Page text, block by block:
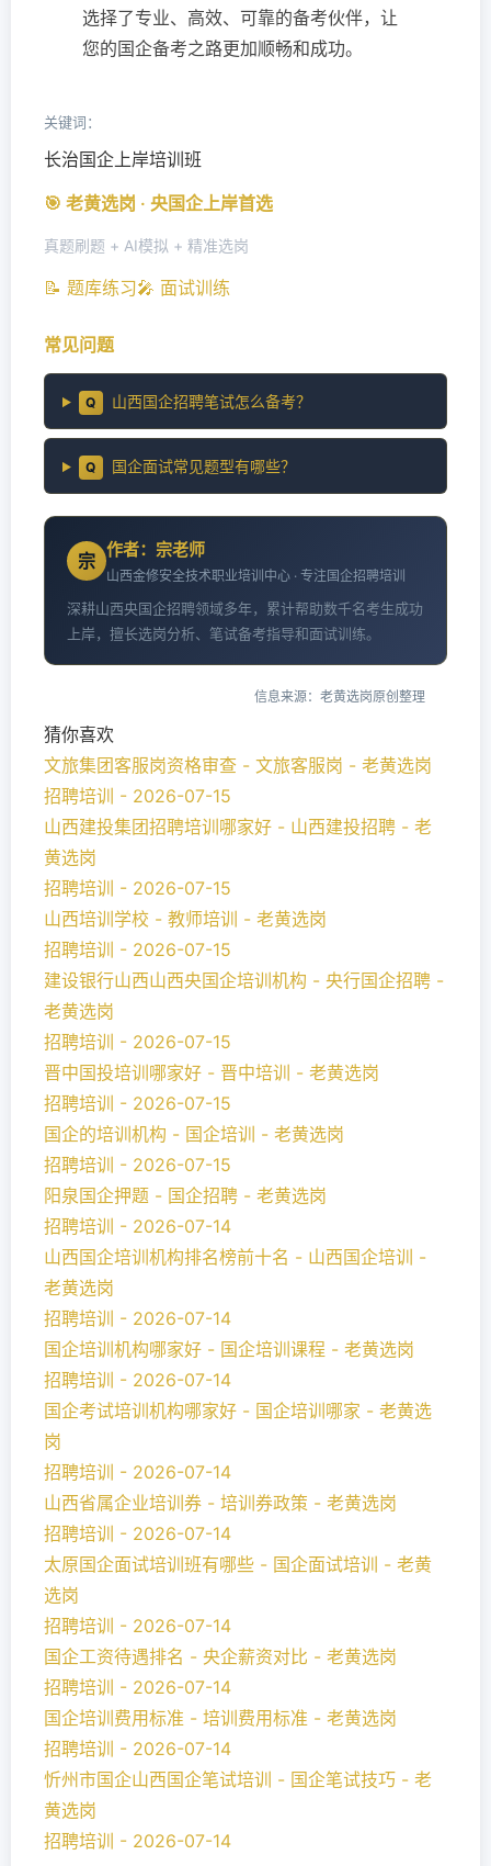
选择了专业、高效、可靠的备考伙伴，让
您的国企备考之路更加顺畅和成功。
关键词：
长治国企上岸培训班
🎯 老黄选岗 · 央国企上岸首选
真题刷题 + AI模拟 + 精准选岗
📝 题库练习🎤 面试训练
常见问题
Q 山西国企招聘笔试怎么备考？
Q 国企面试常见题型有哪些？
宗
作者：宗老师
山西金修安全技术职业培训中心 · 专注国企招聘培训
深耕山西央国企招聘领域多年，累计帮助数千名考生成功
上岸，擅长选岗分析、笔试备考指导和面试训练。
信息来源：老黄选岗原创整理
猜你喜欢
文旅集团客服岗资格审查 - 文旅客服岗 - 老黄选岗
招聘培训 - 2026-07-15
山西建投集团招聘培训哪家好 - 山西建投招聘 - 老
黄选岗
招聘培训 - 2026-07-15
山西培训学校 - 教师培训 - 老黄选岗
招聘培训 - 2026-07-15
建设银行山西山西央国企培训机构 - 央行国企招聘 -
老黄选岗
招聘培训 - 2026-07-15
晋中国投培训哪家好 - 晋中培训 - 老黄选岗
招聘培训 - 2026-07-15
国企的培训机构 - 国企培训 - 老黄选岗
招聘培训 - 2026-07-15
阳泉国企押题 - 国企招聘 - 老黄选岗
招聘培训 - 2026-07-14
山西国企培训机构排名榜前十名 - 山西国企培训 -
老黄选岗
招聘培训 - 2026-07-14
国企培训机构哪家好 - 国企培训课程 - 老黄选岗
招聘培训 - 2026-07-14
国企考试培训机构哪家好 - 国企培训哪家 - 老黄选
岗
招聘培训 - 2026-07-14
山西省属企业培训券 - 培训券政策 - 老黄选岗
招聘培训 - 2026-07-14
太原国企面试培训班有哪些 - 国企面试培训 - 老黄
选岗
招聘培训 - 2026-07-14
国企工资待遇排名 - 央企薪资对比 - 老黄选岗
招聘培训 - 2026-07-14
国企培训费用标准 - 培训费用标准 - 老黄选岗
招聘培训 - 2026-07-14
忻州市国企山西国企笔试培训 - 国企笔试技巧 - 老
黄选岗
招聘培训 - 2026-07-14